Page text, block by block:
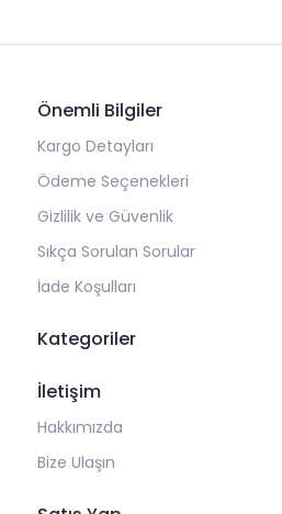
Önemli Bilgiler
Kargo Detayları
Ödeme Seçenekleri
Gizlilik ve Güvenlik
Sıkça Sorulan Sorular
İade Koşulları
Kategoriler
İletişim
Hakkımızda
Bize Ulaşın